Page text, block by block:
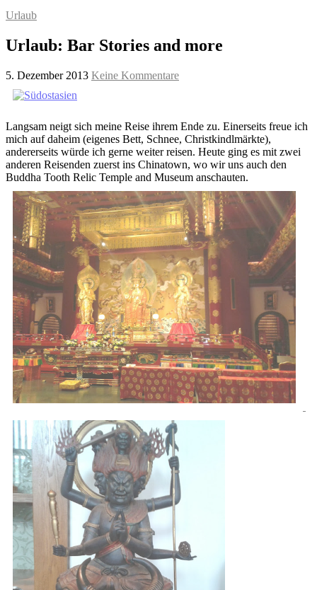
Urlaub
Urlaub: Bar Stories and more
5. Dezember 2013 Keine Kommentare
Langsam neigt sich meine Reise ihrem Ende zu. Einerseits freue ich
mich auf daheim (eigenes Bett, Schnee, Christkindlmärkte),
andererseits würde ich gerne weiter reisen. Heute ging es mit zwei
anderen Reisenden zuerst ins Chinatown, wo wir uns auch den
Buddha Tooth Relic Temple and Museum anschauten.